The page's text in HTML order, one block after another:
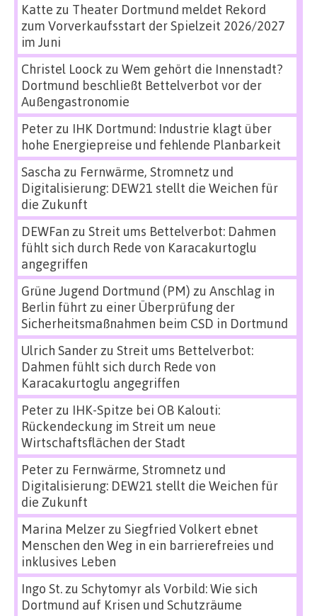
Katte zu Theater Dortmund meldet Rekord
zum Vorverkaufsstart der Spielzeit 2026/2027
im Juni
Christel Loock zu Wem gehört die Innenstadt?
Dortmund beschließt Bettelverbot vor der
Außengastronomie
Peterzu IHK Dortmund: Industrie klagt über
hohe Energiepreise und fehlende Planbarkeit
Sascha zu Fernwärme, Stromnetz und
Digitalisierung: DEW21 stellt die Weichen für
die Zukunft
DEWFan zu Streit ums Bettelverbot: Dahmen
fühlt sich durch Rede von Karacakurtoglu
angegriffen
Grüne Jugend Dortmund (PM) zu Anschlag in
Berlin führt zu einer Überprüfung der
Sicherheitsmaßnahmen beim CSD in Dortmund
Ulrich Sanderzu Streit ums Bettelverbot:
Dahmen fühlt sich durch Rede von
Karacakurtoglu angegriffen
Peterzu IHK-Spitze bei OB Kalouti:
Rückendeckung im Streit um neue
Wirtschaftsflächen der Stadt
Peterzu Fernwärme, Stromnetz und
Digitalisierung: DEW21 stellt die Weichen für
die Zukunft
Marina Melzerzu Siegfried Volkert ebnet
Menschen den Weg in ein barrierefreies und
inklusives Leben
Ingo St.zu Schytomyr als Vorbild: Wie sich
Dortmund auf Krisen und Schutzräume